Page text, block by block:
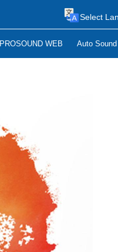
PROSOUND WEB Auto
Select